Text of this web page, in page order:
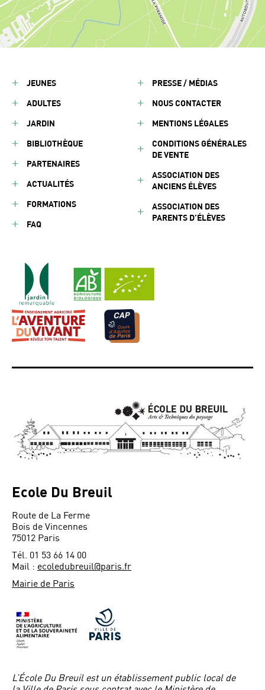
JEUNES
ADULTES
JARDIN
BIBLIOTHÈQUE
PARTENAIRES
ACTUALITÉS
FORMATIONS
FAQ
PRESSE / MÉDIAS
NOUS CONTACTER
MENTIONS LÉGALES
CONDITIONS GÉNÉRALES
DE VENTE
ASSOCIATION DES
ANCIENS ÉLÈVES
ASSOCIATION DES
PARENTS D’ÉLÈVES
Ecole Du Breuil
Route de La Ferme
Bois de Vincennes
75012 Paris
Tél. 01 53 66 14 00
Mail : ecoledubreuil@paris.fr
Mairie de Paris
L’École Du Breuil est un établissement public local de